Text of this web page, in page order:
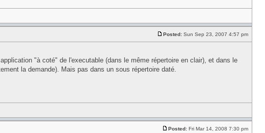
Posted: Sun Sep 23, 2007 4:57 pm
"à coté" de l'executable (dans le même répertoire en clair), et dans le
la demande). Mais pas dans un sous répertoire daté.
Posted: Fri Mar 14, 2008 7:30 pm